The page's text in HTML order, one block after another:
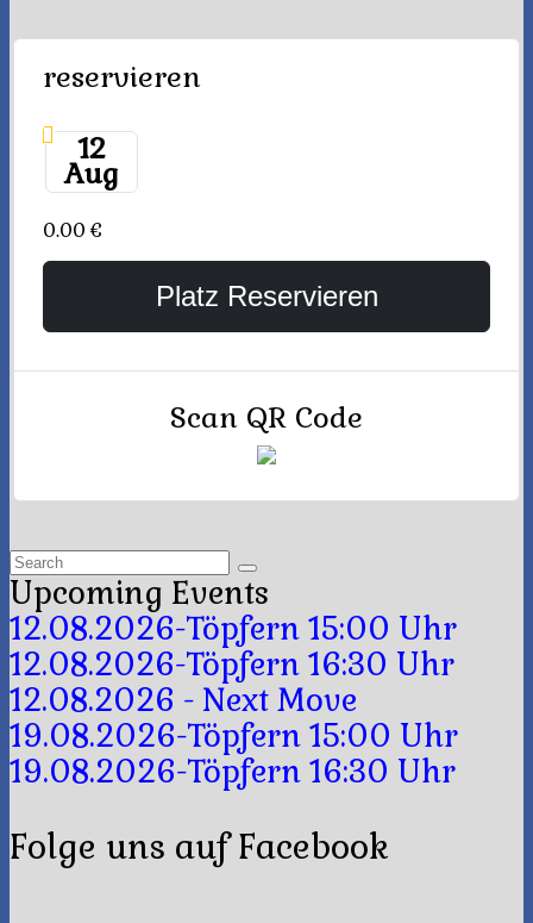
reservieren
12
Aug
0.00 €
Platz Reservieren
Scan QR Code
Search
for:
Upcoming Events
12.08.2026-Töpfern 15:00 Uhr
12.08.2026-Töpfern 16:30 Uhr
12.08.2026 - Next Move
19.08.2026-Töpfern 15:00 Uhr
19.08.2026-Töpfern 16:30 Uhr
Folge uns auf Facebook